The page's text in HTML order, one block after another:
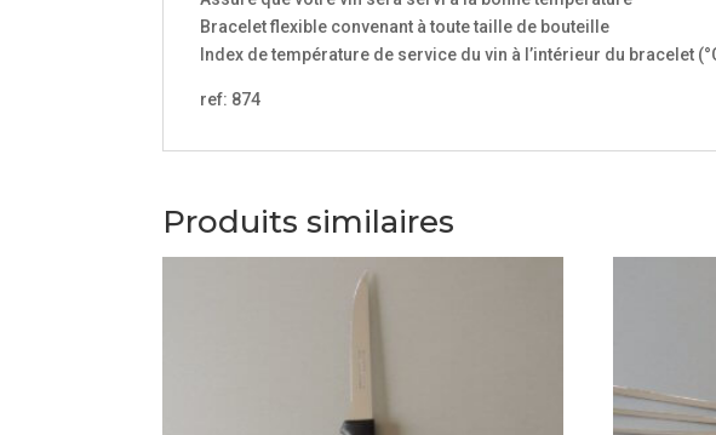
Bracelet flexible convenant à toute taille de bouteille
Index de température de service du vin à l’intérieur du bracelet
ref: 874
Produits similaires